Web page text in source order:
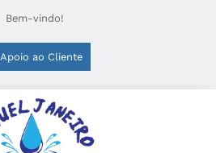
Bem-vindo!
Apoio ao Cliente